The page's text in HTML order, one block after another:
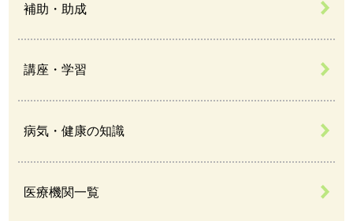
補助・助成
講座・学習
病気・健康の知識
医療機関一覧